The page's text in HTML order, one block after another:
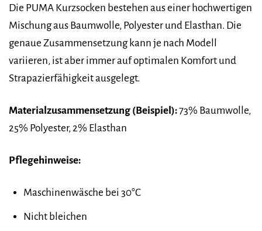
Die PUMA Kurzsocken bestehen aus einer hochwertigen
Mischung aus Baumwolle, Polyester und Elasthan. Die
genaue Zusammensetzung kann je nach Modell
variieren, ist aber immer auf optimalen Komfort und
Strapazierfähigkeit ausgelegt.
Materialzusammensetzung (Beispiel):73% Baumwolle,
25% Polyester, 2% Elasthan
Pflegehinweise:
Maschinenwäsche bei 30°C
Nicht bleichen